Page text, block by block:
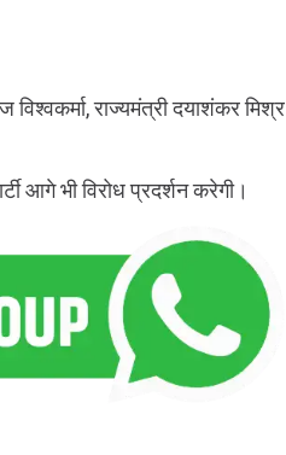
विश्वकर्मा, राज्यमंत्री दयाशंकर मिश्र
आगे भी विरोध प्रदर्शन करेगी।